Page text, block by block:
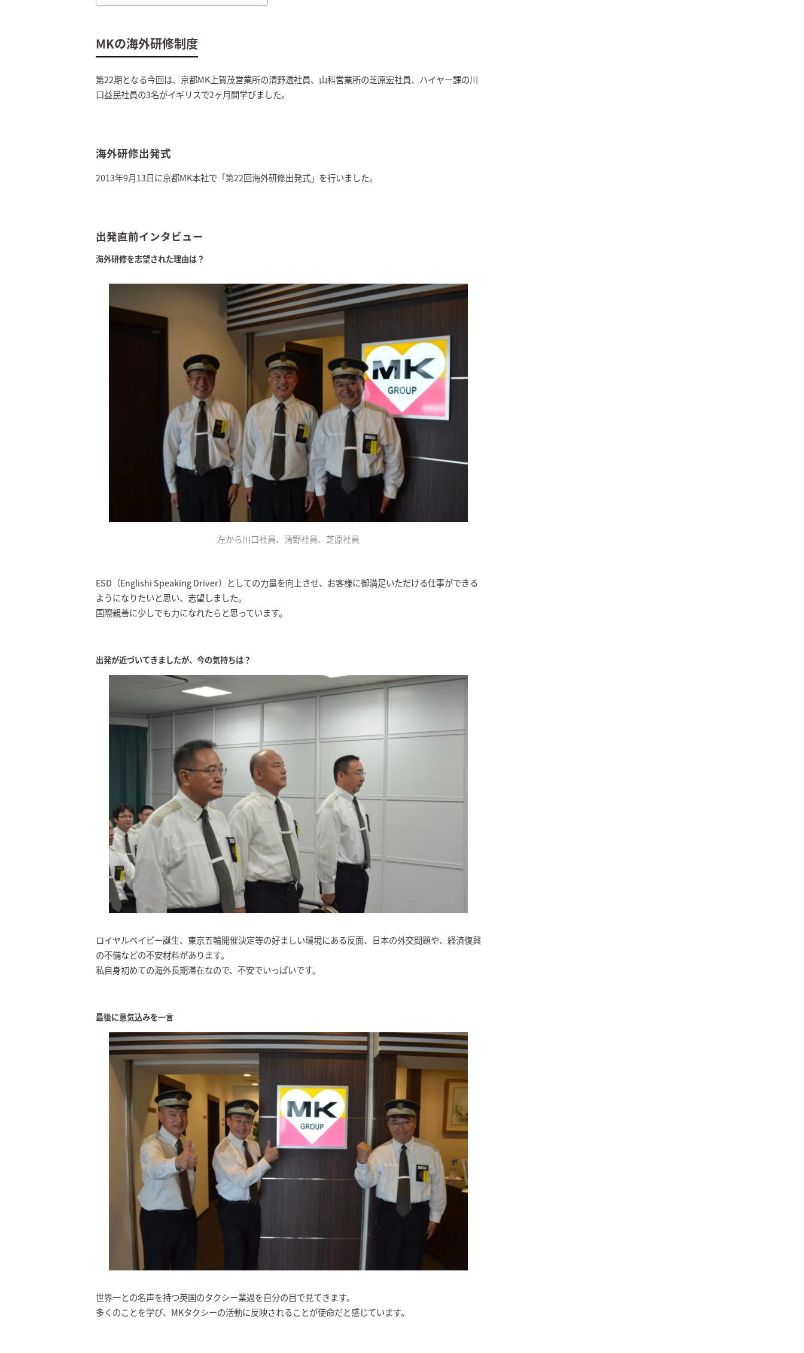
MKの海外研修制度
第22期となる今回は、京都MK上賀茂営業所の清野透社員、山科営業所の芝原宏社員、ハイヤー課の川
口益民社員の3名がイギリスで2ヶ月間学びました。
海外研修出発式
2013年9月13日に京都MK本社で「第22回海外研修出発式」を行いました。
出発直前インタビュー
海外研修を志望された理由は？
左から川口社員、清野社員、芝原社員
ESD（Englishi Speaking Driver）としての力量を向上させ、お客様に御満足いただける仕事ができる
ようになりたいと思い、志望しました。
国際親善に少しでも力になれたらと思っています。
出発が近づいてきましたが、今の気持ちは？
ロイヤルベイビー誕生、東京五輪開催決定等の好ましい環境にある反面、日本の外交問題や、経済復興
の不備などの不安材料があります。
私自身初めての海外長期滞在なので、不安でいっぱいです。
最後に意気込みを一言
世界一との名声を持つ英国のタクシー業過を自分の目で見てきます。
多くのことを学び、MKタクシーの活動に反映されることが使命だと感じています。